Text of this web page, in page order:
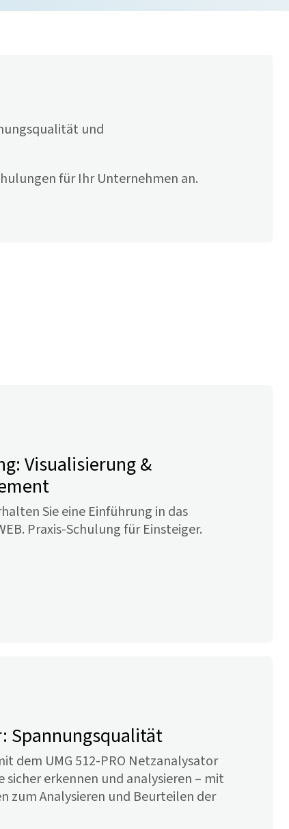
und
für Ihr Unternehmen an.
Visualisierung &
Sie eine Einführung in das
Praxis-Schulung für Einsteiger.
Spannungsqualität
dem UMG 512-PRO Netzanalysator
erkennen und analysieren – mit
zum Analysieren und Beurteilen der